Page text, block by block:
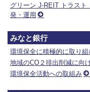
グリーン J-REIT トラスト
発・運用
みなと銀行
環境保全に積極的に取り
地域のCO２排出削減に向
環境保全活動への取組み